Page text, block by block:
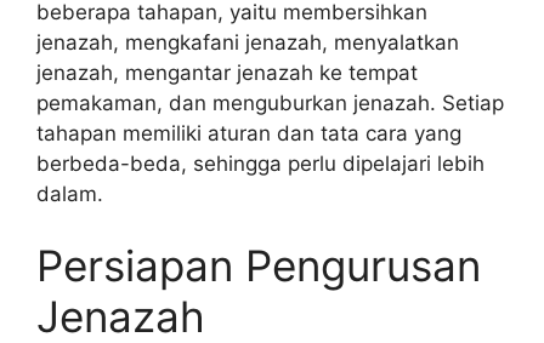
beberapa tahapan, yaitu membersihkan
jenazah, mengkafani jenazah, menyalatkan
jenazah, mengantar jenazah ke tempat
pemakaman, dan menguburkan jenazah. Setiap
tahapan memiliki aturan dan tata cara yang
berbeda-beda, sehingga perlu dipelajari lebih
dalam.
Persiapan Pengurusan
Jenazah